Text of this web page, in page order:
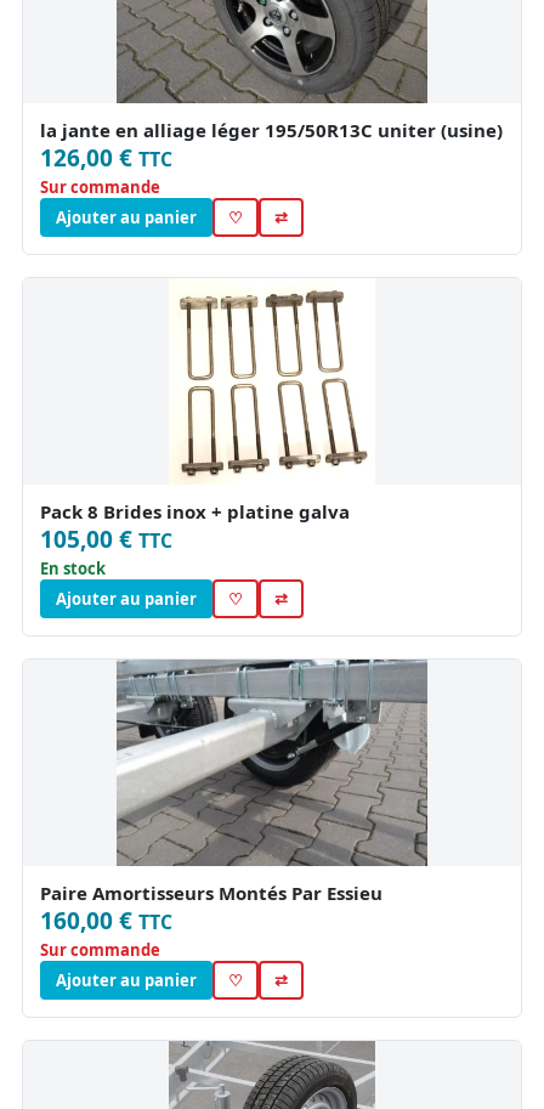
la jante en alliage léger 195/50R13C uniter (usine)
126,00 € TTC
Sur commande
Ajouter au panier
♡ ⇄
Pack 8 Brides inox + platine galva
105,00 € TTC
En stock
Ajouter au panier
♡ ⇄
Paire Amortisseurs Montés Par Essieu
160,00 € TTC
Sur commande
Ajouter au panier
♡ ⇄